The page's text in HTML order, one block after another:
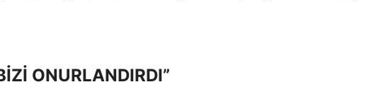
ONURLANDIRDI”